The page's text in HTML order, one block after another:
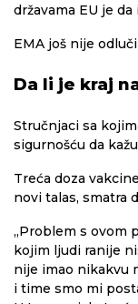
državama EU je
EMA još nije
Da li je kraj
Stručnjaci sa
sigurnošću da
Treća doza
novi talas, smatra
„Problem s ovom
kojim ljudi ranije
nije imao nikakvu
i time smo mi